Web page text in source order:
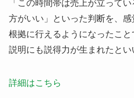
「この時間帯は売上が立って
方がいい」といった判断を、
根拠に行えるようになったこ
説明にも説得力が生まれたとい
詳細はこちら